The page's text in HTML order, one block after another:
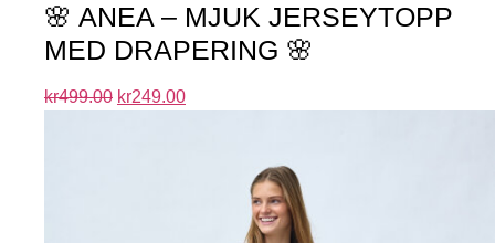
🌸 ANEA – MJUK JERSEYTOPP
MED DRAPERING 🌸
kr499.00 kr249.00